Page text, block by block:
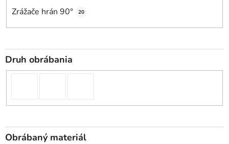
Zrážače hrán 90° 20
Druh obrábania
Obrábaný materiál